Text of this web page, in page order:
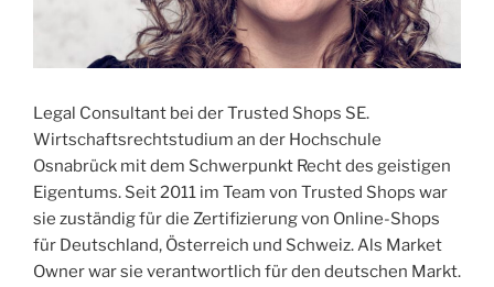
Legal Consultant bei der Trusted Shops SE.
Wirtschaftsrechtstudium an der Hochschule
Osnabrück mit dem Schwerpunkt Recht des geistigen
Eigentums. Seit 2011 im Team von Trusted Shops war
sie zuständig für die Zertifizierung von Online-Shops
für Deutschland, Österreich und Schweiz. Als Market
Owner war sie verantwortlich für den deutschen Markt.